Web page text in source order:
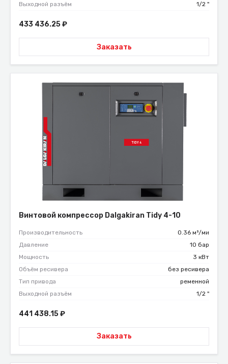
Выходной разъём
1/2 "
433 436.25₽
Заказать
Винтовой компрессор Dalgakiran Tidy 4-10
Производительность
0.36 м³/ми
Давление
10 бар
Мощность
3 кВт
Объём ресивера
без ресивера
Тип привода
ременной
Выходной разъём
1/2 "
441 438.15₽
Заказать